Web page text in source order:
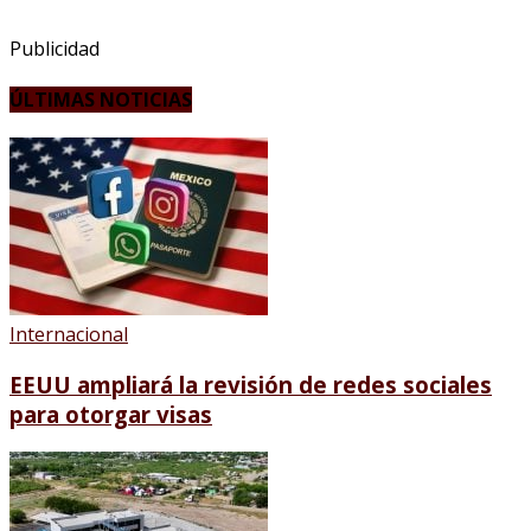
Publicidad
ÚLTIMAS NOTICIAS
Internacional
EEUU ampliará la revisión de redes sociales
para otorgar visas